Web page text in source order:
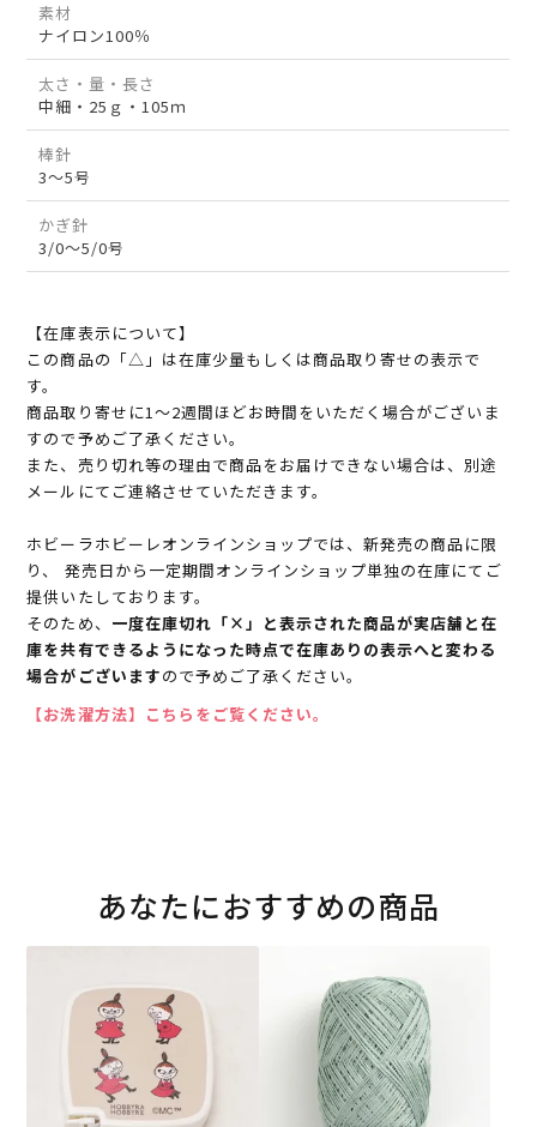
素材
ナイロン100％
太さ・量・長さ
中細・25ｇ・105ｍ
棒針
3～5号
かぎ針
3/0～5/0号
【在庫表示について】
この商品の「△」は在庫少量もしくは商品取り寄せの表示で
す。
商品取り寄せに1～2週間ほどお時間をいただく場合がございま
すので予めご了承ください。
また、売り切れ等の理由で商品をお届けできない場合は、別途
メールにてご連絡させていただきます。
ホビーラホビーレオンラインショップでは、新発売の商品に限
り、 発売日から一定期間オンラインショップ単独の在庫にてご
提供いたしております。
そのため、 一度在庫切れ「×」と表示された商品が実店舗と在
庫を共有できるようになった時点で在庫ありの表示へと変わる
場合がございますので予めご了承ください。
【お洗濯方法】こちらをご覧ください。
あなたにおすすめの商品